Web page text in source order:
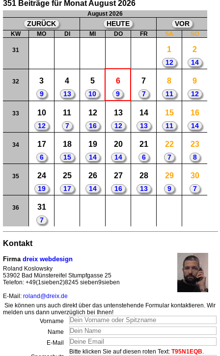
351 Beiträge für Monat August 2026
August 2026
ZURÜCK HEUTE VOR
KW MO DI MI DO FR SA SO
31 1
12
2
14
32 3
9
4
13
5
10
6
9
7
7
8
11
9
12
33 10
12
11
7
12
16
13
12
14
13
15
11
16
14
34 17
6
18
15
19
14
20
14
21
6
22
7
23
8
35 24
19
25
17
26
14
27
16
28
13
29
9
30
7
36 31
7
Kontakt
Firma dreix webdesign
Roland Koslowsky
53902 Bad Münstereifel Stumpfgasse 25
Telefon: +49(1sieben2)8245 sieben9sieben
E-Mail: roland@dreix.de
Sie können uns auch direkt über das untenstehende Formular kontaktieren. Wir
melden uns dann unverzüglich bei Ihnen!
Vorname
Name
E-Mail
Bitte klicken Sie auf diesen roten Text: T95N1EQB.